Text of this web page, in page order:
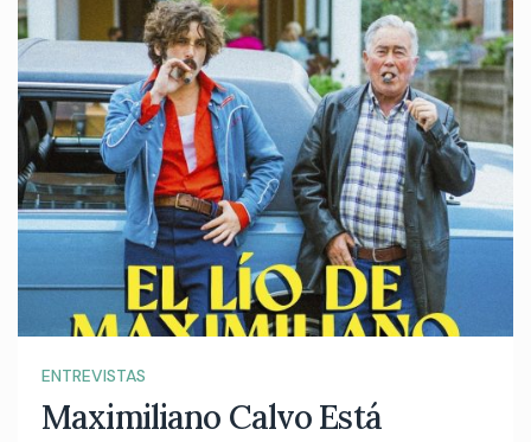
ENTREVISTAS
Maximiliano Calvo Está